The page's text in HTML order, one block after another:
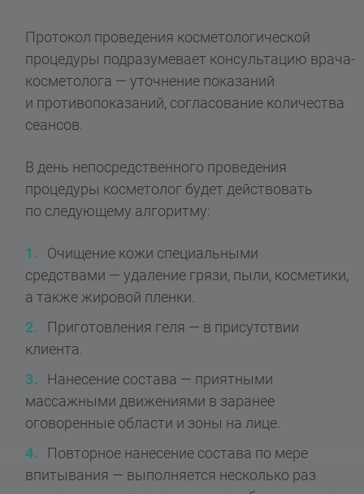
Протокол проведения косметологической
процедуры подразумевает консультацию врача-
косметолога — уточнение показаний
и противопоказаний, согласование количества
сеансов.
В день непосредственного проведения
процедуры косметолог будет действовать
по следующему алгоритму:
Очищение кожи специальными
средствами — удаление грязи, пыли, косметики,
а также жировой пленки.
Приготовления геля — в присутствии
клиента.
Нанесение состава — приятными
массажными движениями в заранее
оговоренные области и зоны на лице.
Повторное нанесение состава по мере
впитывания — выполняется несколько раз